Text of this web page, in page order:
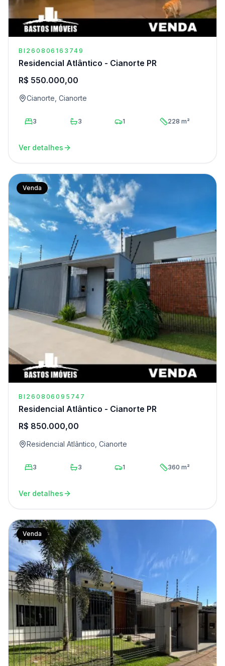
BI260806163749
Residencial Atlântico - Cianorte PR
R$ 550.000,00
Cianorte, Cianorte
3 3 1 228 m²
Ver detalhes
Venda
BI260806095747
Residencial Atlântico - Cianorte PR
R$ 850.000,00
Residencial Atlântico, Cianorte
3 3 1 360 m²
Ver detalhes
Venda